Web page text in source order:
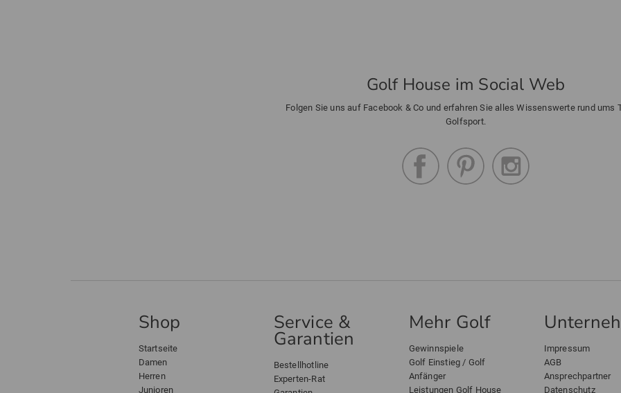
Golf House im Social Web
Folgen Sie uns auf Facebook & Co und erfahren Sie alles Wissenswerte rund ums
Golfsport.
Shop
Startseite
Damen
Herren
Junioren
Service &
Garantien
Bestellhotline
Experten-Rat
Mehr Golf
Gewinnspiele
Golf Einstieg / Golf
Anfänger
Leistungen Golf House
Impressum
AGB
Ansprechpartner
Datenschutz